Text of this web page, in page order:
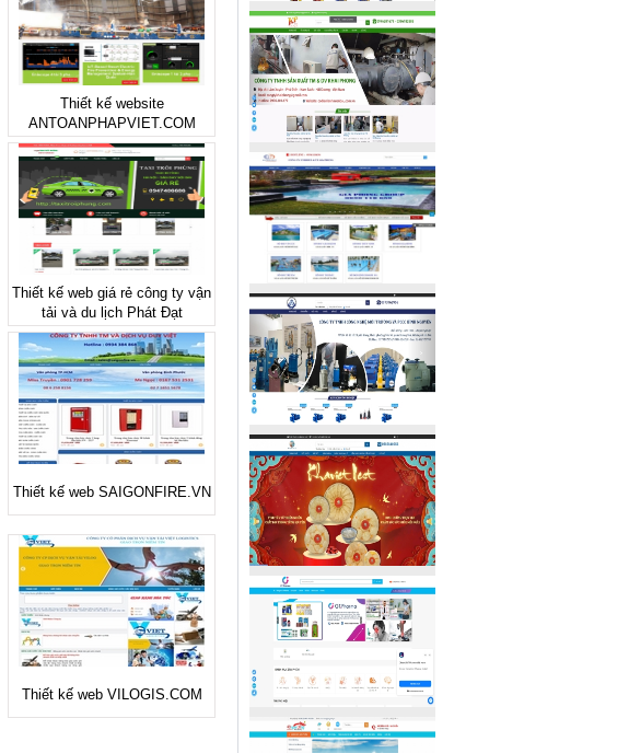
Thiết kế website
ANTOANPHAPVIET.COM
Thiết kế web giá rẻ công ty vận
tải và du lịch Phát Đạt
Thiết kế web SAIGONFIRE.VN
Thiết kế web VILOGIS.COM